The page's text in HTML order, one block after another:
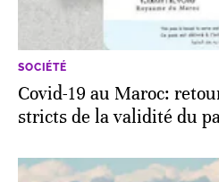
SOCIÉTÉ
Covid-19 au Maroc:
stricts de la validité du